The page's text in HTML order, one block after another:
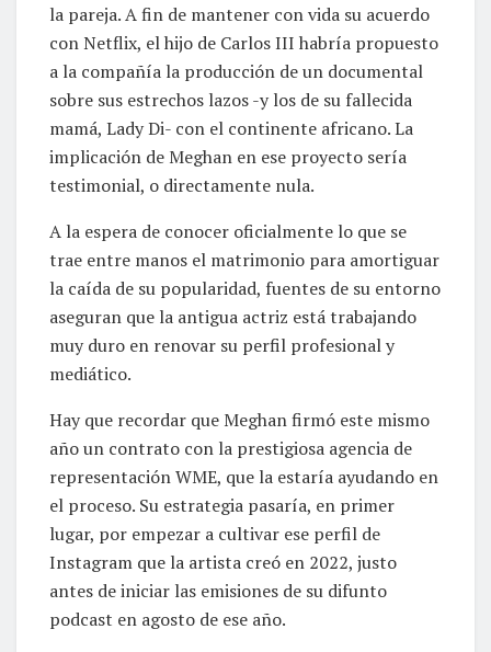
la pareja. A fin de mantener con vida su acuerdo
con Netflix, el hijo de Carlos III habría propuesto
a la compañía la producción de un documental
sobre sus estrechos lazos -y los de su fallecida
mamá, Lady Di- con el continente africano. La
implicación de Meghan en ese proyecto sería
testimonial, o directamente nula.
A la espera de conocer oficialmente lo que se
trae entre manos el matrimonio para amortiguar
la caída de su popularidad, fuentes de su entorno
aseguran que la antigua actriz está trabajando
muy duro en renovar su perfil profesional y
mediático.
Hay que recordar que Meghan firmó este mismo
año un contrato con la prestigiosa agencia de
representación WME, que la estaría ayudando en
el proceso. Su estrategia pasaría, en primer
lugar, por empezar a cultivar ese perfil de
Instagram que la artista creó en 2022, justo
antes de iniciar las emisiones de su difunto
podcast en agosto de ese año.